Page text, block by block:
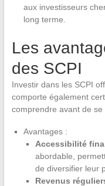
aux investisseurs
long terme.
Les
des SCPI
Investir dans les SCPI
comporte également
comprendre avant de se
Avantages :
Accessibilité
abordable,
de diversifier leur
Revenus